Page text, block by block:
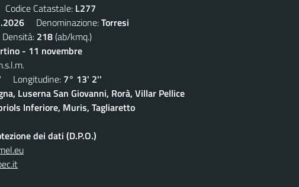
Codice Catastale: L277
Denominazione:Torresi
218(ab/kmq.)
- 11 novembre
Longitudine: 7° 13' 2''
Luserna San Giovanni, Rorà, Villar Pellice
Inferiore, Muris, Tagliaretto
dei dati (D.P.O.)